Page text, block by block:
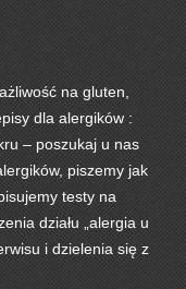
na gluten,
dla alergików :
– poszukaj u nas
piszemy jak
testy na
działu „alergia u
i dzielenia się z